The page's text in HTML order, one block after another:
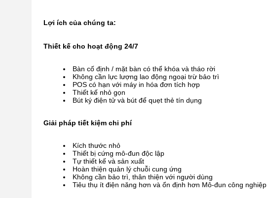
Lợi ích của chúng ta:
Thiết kế cho hoạt động 24/7
Bàn cố định / mặt bàn có thể khóa và tháo rời
Không cần lực lượng lao động ngoại trừ bảo trì
POS có hạn với máy in hóa đơn tích hợp
Thiết kế nhỏ gọn
Bút ký điện tử và bút để quẹt thẻ tín dụng
Giải pháp tiết kiệm chi phí
Kích thước nhỏ
Thiết bị cứng mô-đun độc lập
Tự thiết kế và sản xuất
Hoàn thiện quản lý chuỗi cung ứng
Không cần bảo trì, thân thiện với người dùng
Tiêu thụ ít điện năng hơn và ổn định hơn Mô-đun công nghiệp